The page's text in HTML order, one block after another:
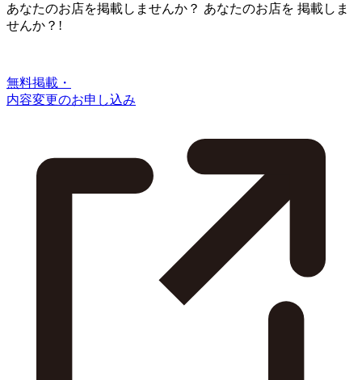
あなたのお店を掲載しませんか？ あなたのお店を 掲載しま
せんか？!
無料掲載・
内容変更のお申し込み